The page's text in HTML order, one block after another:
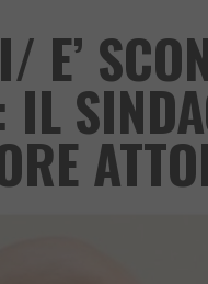
E’
IL